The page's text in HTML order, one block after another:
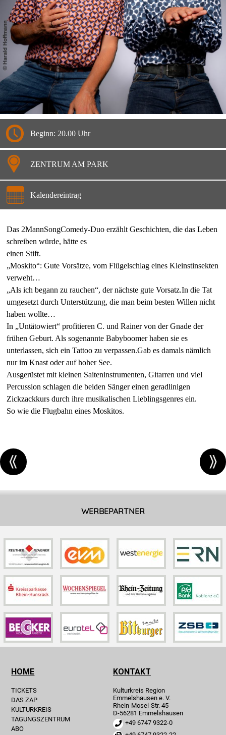
Beginn: 20.00 Uhr
ZENTRUM AM PARK
Kalendereintrag
Das 2MannSongComedy-Duo erzählt Geschichten, die das Leben
schreiben würde, hätte es
einen Stift.
„Moskito“: Gute Vorsätze, vom Flügelschlag eines Kleinstinsekten
verweht…
„Als ich begann zu rauchen“, der nächste gute Vorsatz.In die Tat
umgesetzt durch Unterstützung, die man beim besten Willen nicht
haben wollte…
In „Untätowiert“ profitieren C. und Rainer von der Gnade der
frühen Geburt. Als sogenannte Babyboomer haben sie es
unterlassen, sich ein Tattoo zu verpassen.Gab es damals nämlich
nur im Knast oder auf hoher See.
Ausgerüstet mit kleinen Saiteninstrumenten, Gitarren und viel
Percussion schlagen die beiden Sänger einen geradlinigen
Zickzackkurs durch ihre musikalischen Lieblingsgenres ein.
So wie die Flugbahn eines Moskitos.
WERBEPARTNER
HOME
TICKETS
DAS ZAP
KULTURKREIS
TAGUNGSZENTRUM
ABO
KONTAKT
Kulturkreis Region
Emmelshausen e. V.
Rhein-Mosel-Str. 45
D-56281 Emmelshausen
+49 6747 9322-0